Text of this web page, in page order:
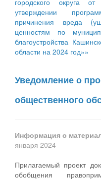
утверждении
причинения вреда
ценностям по
благоустройства
области на 2024 год»»
Уведомление о
общественного
Информация о
января 2024
Прилагаемый проект
обобщения